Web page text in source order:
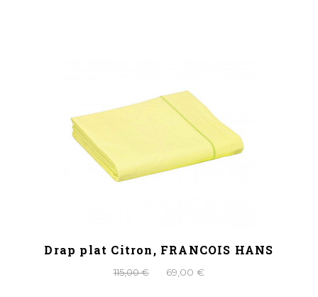
Drap plat Citron, FRANCOIS HANS
115,00 € 69,00 €